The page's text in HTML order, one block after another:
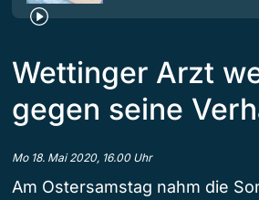
Wettinger Arzt
gegen seine
Mo 18. Mai 2020, 16.00 Uhr
Am Ostersamstag nahm die